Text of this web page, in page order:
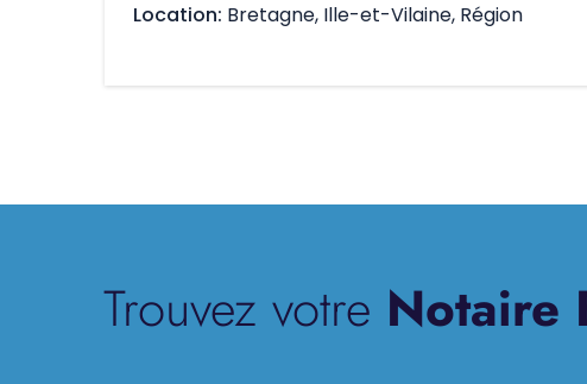
Location Bretagne, Ille-et-Vilaine, Région
Trouvez votre Notaire